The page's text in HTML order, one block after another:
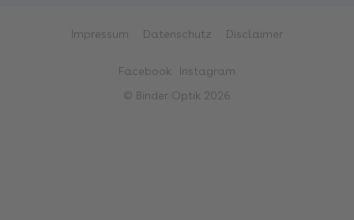
Impressum Datenschutz Disclaimer
Facebook
Instagram
© Binder Optik 2026